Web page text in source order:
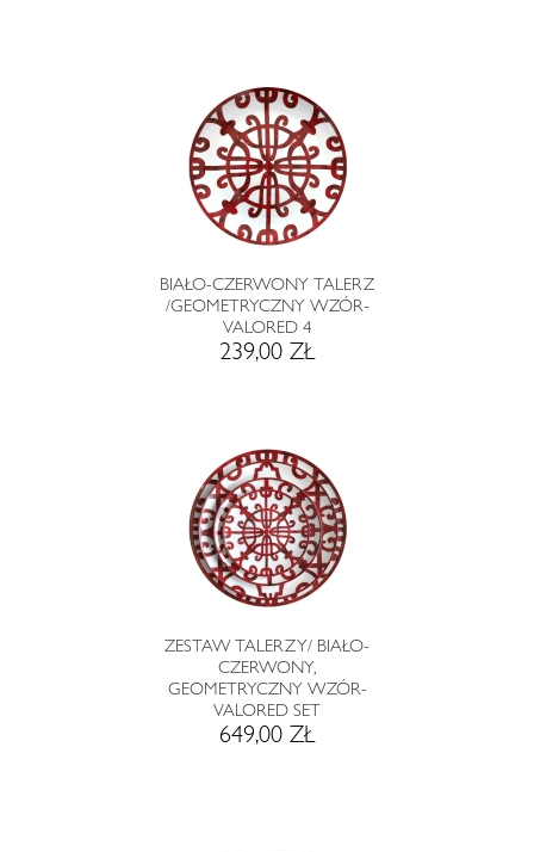
BIAŁO-CZERWONY TALERZ
/GEOMETRYCZNY WZÓR-
VALORED 4
239,00 ZŁ
ZESTAW TALERZY/ BIAŁO-
CZERWONY,
GEOMETRYCZNY WZÓR-
VALORED SET
649,00 ZŁ